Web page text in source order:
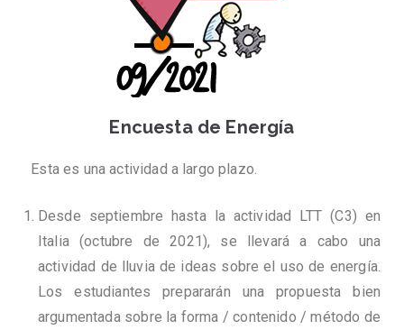
Encuesta de Energía
Esta es una actividad a largo plazo.
Desde septiembre hasta la actividad LTT (C3) en
Italia (octubre de 2021), se llevará a cabo una
actividad de lluvia de ideas sobre el uso de energía.
Los estudiantes prepararán una propuesta bien
argumentada sobre la forma / contenido / método de